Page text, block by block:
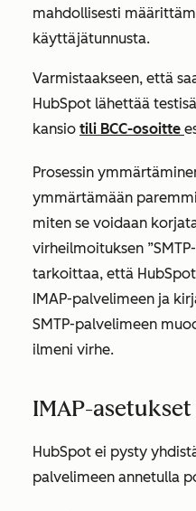
mahdollisesti
käyttäjätunnusta.
Varmistaakseen, että
HubSpot lähettää
kansio tili BCC-osoitte
Prosessin
ymmärtämään
miten se voidaan
virheilmoituksen
tarkoittaa, että
IMAP-palvelimeen ja
SMTP-palvelimeen
ilmeni virhe.
IMAP-
HubSpot ei pysty
palvelimeen annetulla